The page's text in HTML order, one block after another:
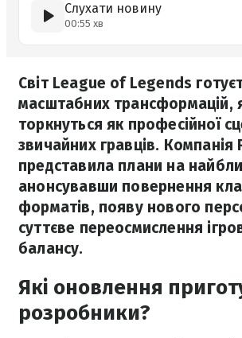
Слухати новину
00:55 хв
Світ League of Legends
масштабних трансформацій,
торкнуться як професійної
звичайних гравців. Компанія
представила плани на
анонсувавши повернення
форматів, появу нового
суттєве переосмислення
балансу.
Які оновлення
розробники?